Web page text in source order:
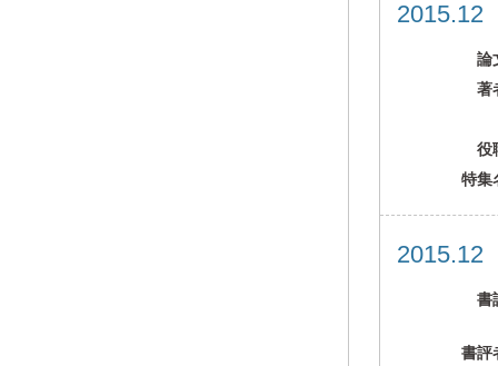
論
著
役
特集
書
書評